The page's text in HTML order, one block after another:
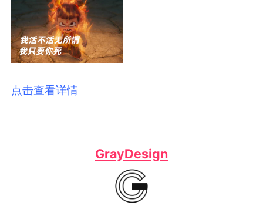
点击查看详情
GrayDesign